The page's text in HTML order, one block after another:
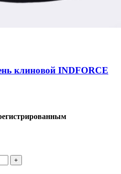
клиновой INDFORCE